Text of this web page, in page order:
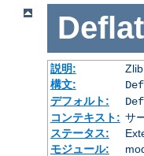
説明:
構文:
デフォルト:
コンテキスト: サ
ステータス:
モジュール: